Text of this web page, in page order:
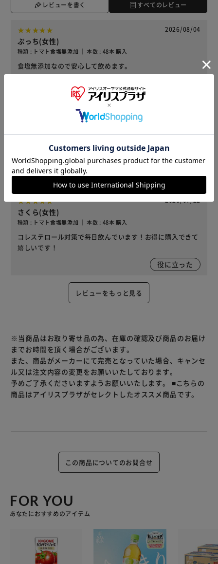
レビューを書く すべてのレビュー
2026/08/04
ぷっち(女性)
種類 : トマト食塩無添加 ｜ 本数 : 48本 購入
食塩無添加なので安心して飲めます。
YouTubeなどで安全で身体に良い飲み物と紹介されていた
ので、毎日欠かさず飲んでいます
1人が役に立ったと回答 役に立った
2026/07/22
さくら(女性)
種類 : トマト食塩無添加 ｜ 本数 : 48本 購入
コレステロール対策で毎日飲んでいます！お得に購入できて
嬉しいです！
役に立った
レビューをもっと見る
※当商品はお取り寄せ品の為、在庫の確認及び商品のお届け
までお時間を頂く場合がございます。
また、商品がメーカーにて完売となっていた場合、キャンセ
ル又は注文内容の変更をお願いいたしております。
予めご了承くださいますようお願いいたします。 ■こちらの
商品はアイリスプラザがセレクトしたオススメ商品です。
この商品についてのお問合せ
FOR YOU
あなたにおすすめのアイテム